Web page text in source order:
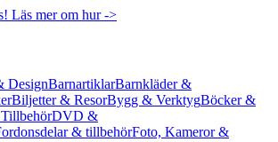
Läs mer om hur ->
DesignBarnartiklarBarnkläder &
Biljetter & ResorBygg & VerktygBöcker &
DVD &
& tillbehörFoto, Kameror &